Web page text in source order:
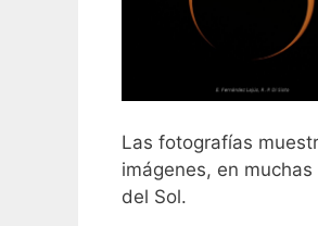
Las fotografías
imágenes, en
del Sol.